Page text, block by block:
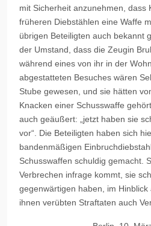
mit Sicherheit anzunehmen, dass
früheren Diebstählen eine Waffe
übrigen Beteiligten auch bekannt
der Umstand, dass die Zeugin
während eines von ihr in der
abgestatteten Besuches wären
Stube gewesen, und sie hätten
Knacken einer Schusswaffe
auch geäußert: „jetzt haben sie
vor“. Die Beteiligten haben sich
bandenmäßigen
Schusswaffen schuldig gemacht.
Verbrechen infrage kommt, sie
gegenwärtigen haben, im
ihnen verübten Straftaten auch